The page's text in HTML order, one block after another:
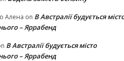
Алена on В Австралії будується
– Яррабенд
В Австралії будується місто
– Яррабенд